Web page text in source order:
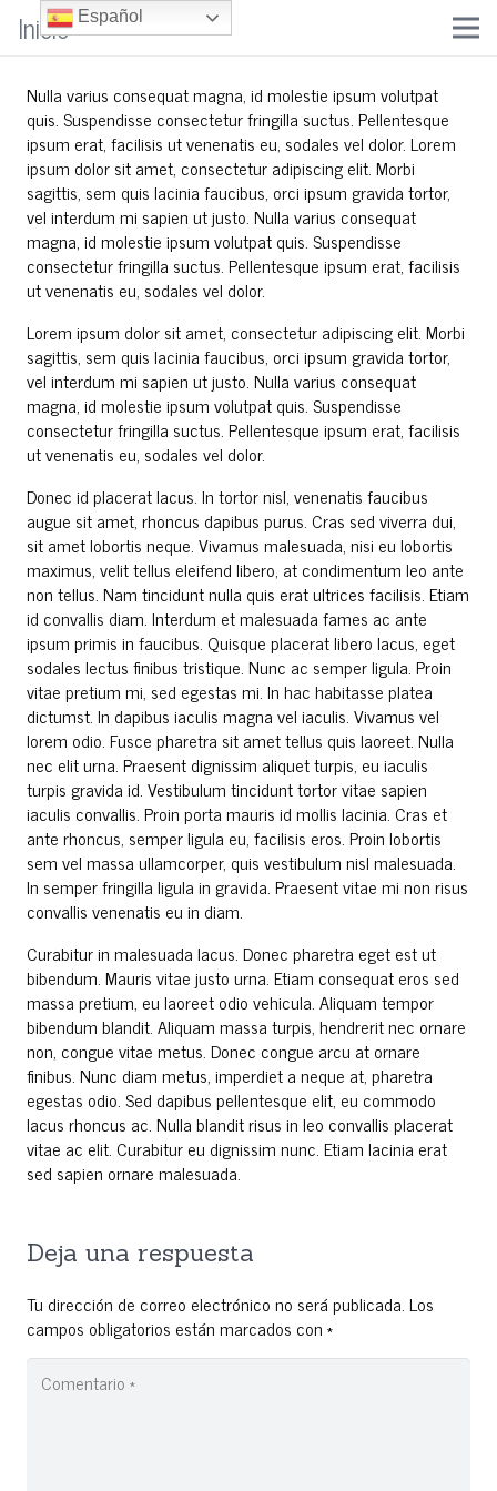
Inicio
Nulla varius consequat magna, id molestie ipsum volutpat
quis. Suspendisse consectetur fringilla suctus. Pellentesque
ipsum erat, facilisis ut venenatis eu, sodales vel dolor. Lorem
ipsum dolor sit amet, consectetur adipiscing elit. Morbi
sagittis, sem quis lacinia faucibus, orci ipsum gravida tortor,
vel interdum mi sapien ut justo. Nulla varius consequat
magna, id molestie ipsum volutpat quis. Suspendisse
consectetur fringilla suctus. Pellentesque ipsum erat, facilisis
ut venenatis eu, sodales vel dolor.
Lorem ipsum dolor sit amet, consectetur adipiscing elit. Morbi
sagittis, sem quis lacinia faucibus, orci ipsum gravida tortor,
vel interdum mi sapien ut justo. Nulla varius consequat
magna, id molestie ipsum volutpat quis. Suspendisse
consectetur fringilla suctus. Pellentesque ipsum erat, facilisis
ut venenatis eu, sodales vel dolor.
Donec id placerat lacus. In tortor nisl, venenatis faucibus
augue sit amet, rhoncus dapibus purus. Cras sed viverra dui,
sit amet lobortis neque. Vivamus malesuada, nisi eu lobortis
maximus, velit tellus eleifend libero, at condimentum leo ante
non tellus. Nam tincidunt nulla quis erat ultrices facilisis. Etiam
id convallis diam. Interdum et malesuada fames ac ante
ipsum primis in faucibus. Quisque placerat libero lacus, eget
sodales lectus finibus tristique. Nunc ac semper ligula. Proin
vitae pretium mi, sed egestas mi. In hac habitasse platea
dictumst. In dapibus iaculis magna vel iaculis. Vivamus vel
lorem odio. Fusce pharetra sit amet tellus quis laoreet. Nulla
nec elit urna. Praesent dignissim aliquet turpis, eu iaculis
turpis gravida id. Vestibulum tincidunt tortor vitae sapien
iaculis convallis. Proin porta mauris id mollis lacinia. Cras et
ante rhoncus, semper ligula eu, facilisis eros. Proin lobortis
sem vel massa ullamcorper, quis vestibulum nisl malesuada.
In semper fringilla ligula in gravida. Praesent vitae mi non risus
convallis venenatis eu in diam.
Curabitur in malesuada lacus. Donec pharetra eget est ut
bibendum. Mauris vitae justo urna. Etiam consequat eros sed
massa pretium, eu laoreet odio vehicula. Aliquam tempor
bibendum blandit. Aliquam massa turpis, hendrerit nec ornare
non, congue vitae metus. Donec congue arcu at ornare
finibus. Nunc diam metus, imperdiet a neque at, pharetra
egestas odio. Sed dapibus pellentesque elit, eu commodo
lacus rhoncus ac. Nulla blandit risus in leo convallis placerat
vitae ac elit. Curabitur eu dignissim nunc. Etiam lacinia erat
sed sapien ornare malesuada.
Deja una respuesta
Tu dirección de correo electrónico no será publicada.Los
campos obligatorios están marcados con*
Español